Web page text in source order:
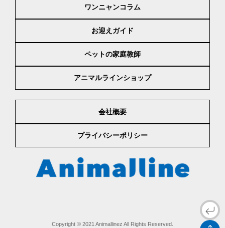
ワンニャンコラム
お迎えガイド
ペットの家庭教師
アニマルラインショップ
会社概要
プライバシーポリシー
Copyright © 2021 Animallinez All Rights Reserved.